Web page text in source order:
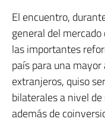
El encuentro,
general del
las importantes
país para una
extranjeros, quiso
bilaterales a nivel
además de